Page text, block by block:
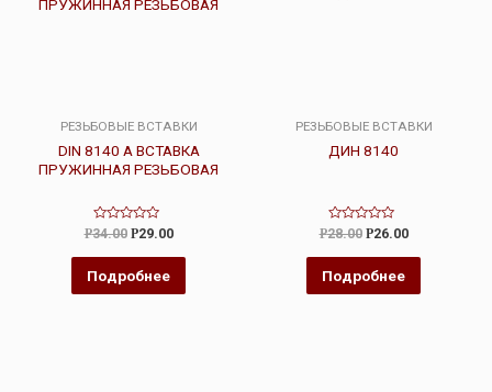
РЕЗЬБОВЫЕ ВСТАВКИ
DIN 8140 A ВСТАВКА
ПРУЖИННАЯ РЕЗЬБОВАЯ
Оценка
0
из
Р34.00 Р29.00
Подробнее
РЕЗЬБОВЫЕ ВСТАВКИ
ДИН 8140
Оценка
0
из
Р28.00 Р26.00
Подробнее